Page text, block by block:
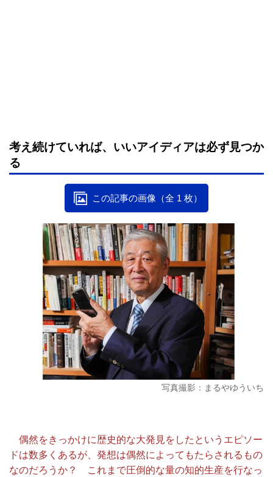
考え続けていれば、いいアイディアは必ず見つか
る
この記事の画像（全 1 枚）
写真撮影：まるやゆういち
偶然をきっかけに歴史的な大発見をしたというエピソー
ドは数多くあるが、発想は偶然によってもたらされるもの
なのだろうか？ これまで圧倒的な量の知的生産を行なっ